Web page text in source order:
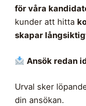
för våra
kunder att hitta
skapar
Ansök redan
Urval sker
din ansökan.